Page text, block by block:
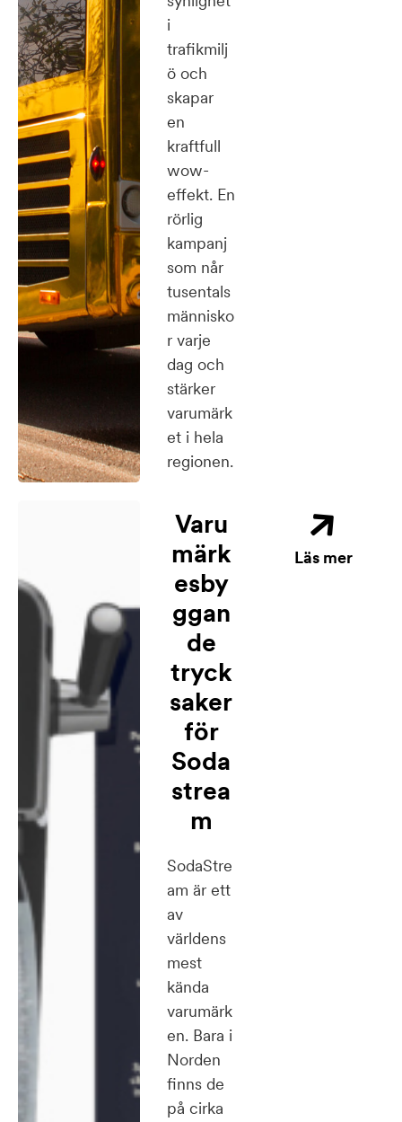
i
trafikmilj
ö och
skapar
en
kraftfull
wow-
effekt. En
rörlig
kampanj
som når
tusentals
människo
r varje
dag och
stärker
varumärk
et i hela
regionen.
Varu
märk
esby
ggan
de
tryck
saker
för
Soda
strea
m
SodaStre
am är ett
av
världens
mest
kända
varumärk
en. Bara i
Norden
finns de
på cirka
Läs mer